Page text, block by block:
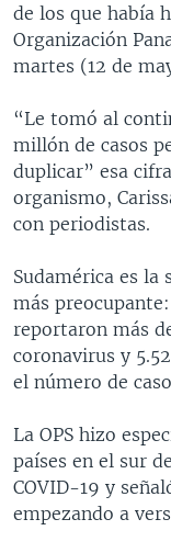
DEPORTIVO
NOTA
Idiomas
de los que había
Organización
martes (12 de
“Le tomó al
millón de casos
duplicar” esa
organismo,
con periodistas.
Sudamérica es
más
reportaron más
coronavirus y
el número de
La OPS hizo
países en el sur
COVID-19 y
empezando a